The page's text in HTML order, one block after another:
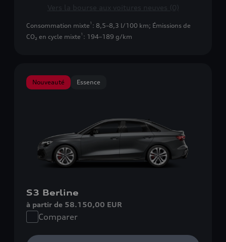
Vers la bourse aux voitures neuves (0)
Consommation mixte 1 : 8,5–8,3 l/100 km; Émissions de
CO₂ en cycle mixte 1 : 194–189 g/km
Nouveauté Essence
S3 Berline
à partir de 58.150,00 EUR
Comparer